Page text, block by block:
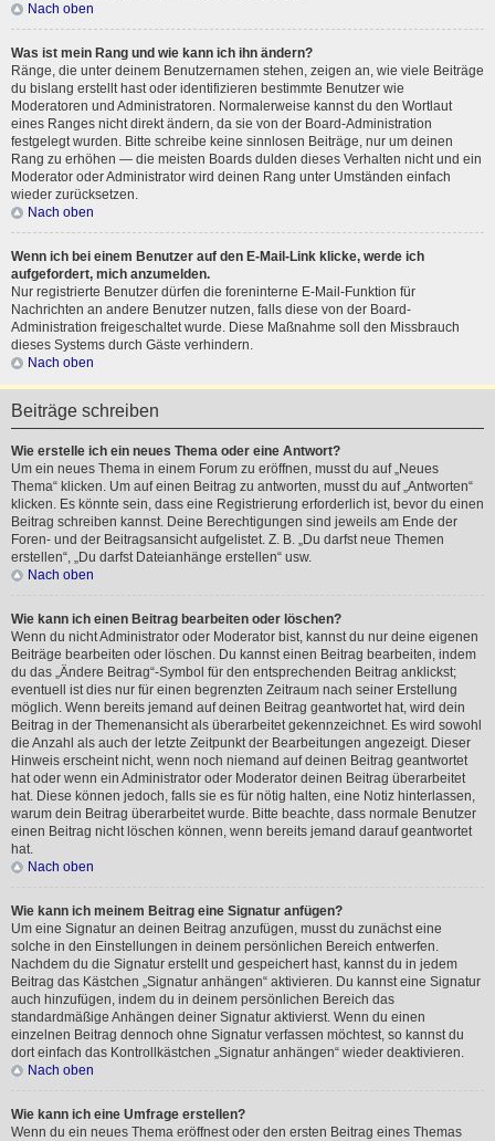
Nach oben
Was ist mein Rang und wie kann ich ihn ändern?
Ränge, die unter deinem Benutzernamen stehen, zeigen an, wie viele Beiträge
du bislang erstellt hast oder identifizieren bestimmte Benutzer wie
Moderatoren und Administratoren. Normalerweise kannst du den Wortlaut
eines Ranges nicht direkt ändern, da sie von der Board-Administration
festgelegt wurden. Bitte schreibe keine sinnlosen Beiträge, nur um deinen
Rang zu erhöhen — die meisten Boards dulden dieses Verhalten nicht und ein
Moderator oder Administrator wird deinen Rang unter Umständen einfach
wieder zurücksetzen.
Nach oben
Wenn ich bei einem Benutzer auf den E-Mail-Link klicke, werde ich
aufgefordert, mich anzumelden.
Nur registrierte Benutzer dürfen die foreninterne E-Mail-Funktion für
Nachrichten an andere Benutzer nutzen, falls diese von der Board-
Administration freigeschaltet wurde. Diese Maßnahme soll den Missbrauch
dieses Systems durch Gäste verhindern.
Nach oben
Beiträge schreiben
Wie erstelle ich ein neues Thema oder eine Antwort?
Um ein neues Thema in einem Forum zu eröffnen, musst du auf „Neues
Thema“ klicken. Um auf einen Beitrag zu antworten, musst du auf „Antworten“
klicken. Es könnte sein, dass eine Registrierung erforderlich ist, bevor du einen
Beitrag schreiben kannst. Deine Berechtigungen sind jeweils am Ende der
Foren- und der Beitragsansicht aufgelistet. Z. B. „Du darfst neue Themen
erstellen“, „Du darfst Dateianhänge erstellen“ usw.
Nach oben
Wie kann ich einen Beitrag bearbeiten oder löschen?
Wenn du nicht Administrator oder Moderator bist, kannst du nur deine eigenen
Beiträge bearbeiten oder löschen. Du kannst einen Beitrag bearbeiten, indem
du das „Ändere Beitrag“-Symbol für den entsprechenden Beitrag anklickst;
eventuell ist dies nur für einen begrenzten Zeitraum nach seiner Erstellung
möglich. Wenn bereits jemand auf deinen Beitrag geantwortet hat, wird dein
Beitrag in der Themenansicht als überarbeitet gekennzeichnet. Es wird sowohl
die Anzahl als auch der letzte Zeitpunkt der Bearbeitungen angezeigt. Dieser
Hinweis erscheint nicht, wenn noch niemand auf deinen Beitrag geantwortet
hat oder wenn ein Administrator oder Moderator deinen Beitrag überarbeitet
hat. Diese können jedoch, falls sie es für nötig halten, eine Notiz hinterlassen,
warum dein Beitrag überarbeitet wurde. Bitte beachte, dass normale Benutzer
einen Beitrag nicht löschen können, wenn bereits jemand darauf geantwortet
hat.
Nach oben
Wie kann ich meinem Beitrag eine Signatur anfügen?
Um eine Signatur an deinen Beitrag anzufügen, musst du zunächst eine
solche in den Einstellungen in deinem persönlichen Bereich entwerfen.
Nachdem du die Signatur erstellt und gespeichert hast, kannst du in jedem
Beitrag das Kästchen „Signatur anhängen“ aktivieren. Du kannst eine Signatur
auch hinzufügen, indem du in deinem persönlichen Bereich das
standardmäßige Anhängen deiner Signatur aktivierst. Wenn du einen
einzelnen Beitrag dennoch ohne Signatur verfassen möchtest, so kannst du
dort einfach das Kontrollkästchen „Signatur anhängen“ wieder deaktivieren.
Nach oben
Wie kann ich eine Umfrage erstellen?
Wenn du ein neues Thema eröffnest oder den ersten Beitrag eines Themas